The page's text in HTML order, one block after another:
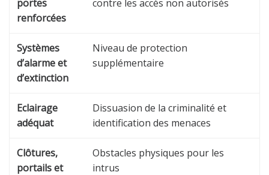
portes
renforcées
contre les accès non autorisés
Systèmes
d’alarme et
d’extinction
Niveau de protection
supplémentaire
Eclairage
adéquat
Dissuasion de la criminalité et
identification des menaces
Clôtures,
portails et
Obstacles physiques pour les
intrus